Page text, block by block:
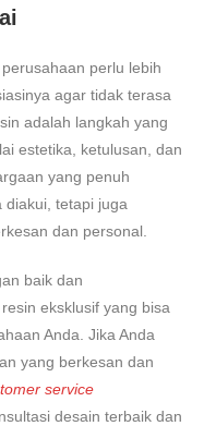
perlu lebih
agar tidak terasa
adalah langkah yang
estetika, ketulusan, dan
yang penuh
diakui, tetapi juga
dan personal.
baik dan
eksklusif yang bisa
Anda. Jika Anda
yang berkesan dan
service
desain terbaik dan